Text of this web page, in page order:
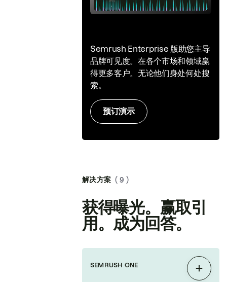
Semrush Enterprise 版助您主导
品牌可见度。在各个市场和领域赢
得更多客户。无论他们身处何处搜
索。
预订演示
解决方案 ( 9 )
获得曝光。赢取引
用。成为回答。
SEMRUSH ONE
展开